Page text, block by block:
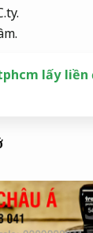
lấy liền